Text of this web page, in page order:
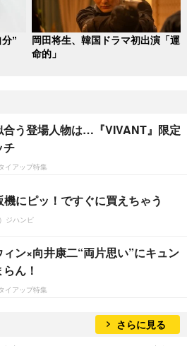
”
岡田将生、韓国ドラマ初出演「運
命的」
合う登場人物は…『VIVANT』限定
チ
イアップ特集
機にピッ！ですぐに買えちゃう
ジハンピ
ン×向井康二“両片思い”にキュン
ん！
イアップ特集
さらに見る